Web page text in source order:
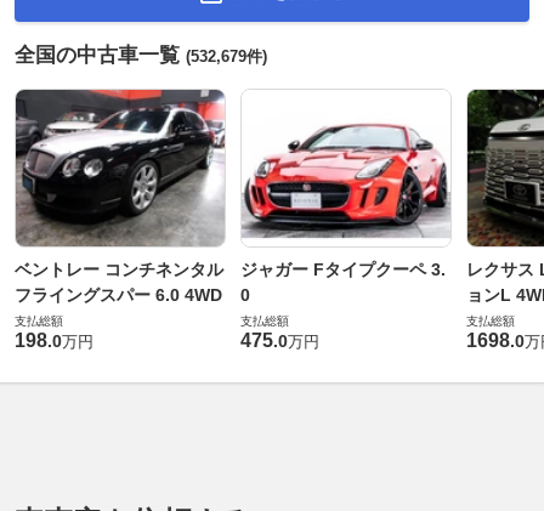
全国の中古車一覧 (532,679件)
ベントレー コンチネンタル
フライングスパー 6.0 4WD
支払総額
198.0万円
ジャガー Fタイプクーペ 3.
0
支払総額
475.0万円
レクサス
ョンL
支払総額
1698.0万